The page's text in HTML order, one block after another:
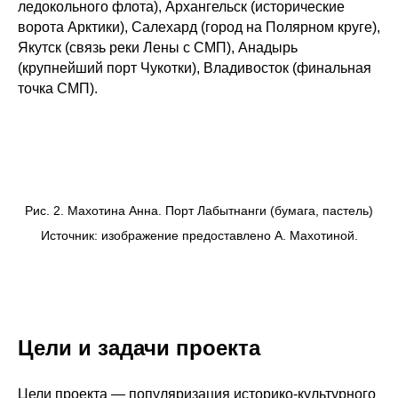
ледокольного флота), Архангельск (исторические
ворота Арктики), Салехард (город на Полярном круге),
Якутск (связь реки Лены с СМП), Анадырь
(крупнейший порт Чукотки), Владивосток (финальная
точка СМП).
Рис. 2. Махотина Анна. Порт Лабытнанги (бумага, пастель)
Источник: изображение предоставлено А. Махотиной.
Цели и задачи проекта
Цели проекта — популяризация историко-культурного